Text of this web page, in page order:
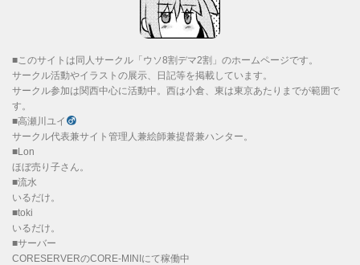
■このサイトは同人サークル「ウソ8割デマ2割」のホームページです。
サークル活動やイラストの展示、日記等を掲載しています。
サークル参加は関西中心に活動中。西は小倉、東は東京あたりまでが範囲で
す。
■高瀬川ユイ
サークル代表兼サイト管理人兼絵師兼提督兼ハンター。
■Lon
ほぼ売り子さん。
■流水
いるだけ。
■toki
いるだけ。
■サーバー
CORESERVERのCORE-MINIにて稼働中